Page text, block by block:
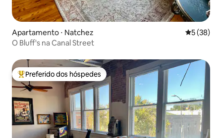
Apartamento ⋅ Natchez 5 de uma
5 (38)
O Bluff's na Canal Street
Entre os melhores preferidos dos hóspedes
Preferido dos hóspedes